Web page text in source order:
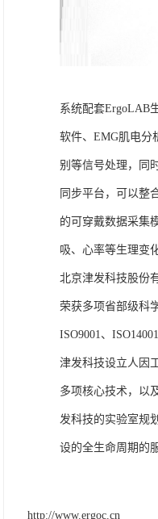
系统配套ErgoLAB
软件、EMG肌电分
别等信号处理，同
同步平台，可以整
的可穿戴数据采集
吸、心率等生理变化
北京津发科技股份
荣获多项省部级科
ISO9001、
津发科技设立人因
多项核心技术，以
发科技的实验室规
设的全生命周期的
http://www.ergoc.cn